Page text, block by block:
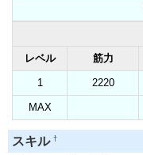
レベル 筋力
1 2220
MAX
スキル †